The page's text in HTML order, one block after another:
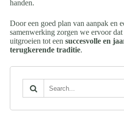
handen.
Door een goed plan van aanpak en
samenwerking zorgen we ervoor
uitgroeien tot een succesvolle en
terugkerende traditie.